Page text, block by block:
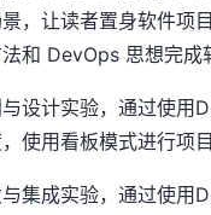
，让读者置身软件项
和 DevOps 思想完
设计实验，通过使用
使用看板模式进行项
集成实验，通过使